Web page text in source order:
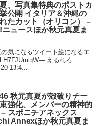
、写真集特典のポストカ
公開 イタリア＆沖縄の
たカット（オリコン） –
ュースほか秋元真夏ま
気になるツイート絵になるエ
えるれろ
13:4...
秋元真夏が殻破りチー
強化、メンバーの精神的
スポニチアネックス
Annexほか秋元真夏ま